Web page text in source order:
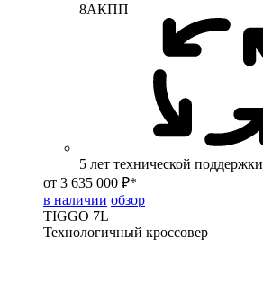
8АКПП
5 лет технической поддержки
от 3 635 000 ₽*
в наличии обзор
TIGGO 7L
Технологичный кроссовер